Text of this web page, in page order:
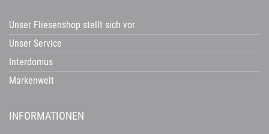
Unser Fliesenshop stellt sich vor
Unser Service
Interdomus
Markenwelt
INFORMATIONEN